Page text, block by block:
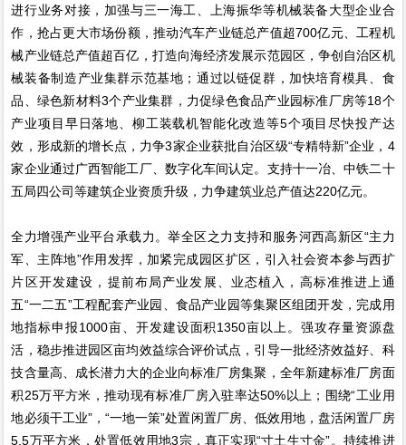
进行业务对接，加强与三一海工、上海振华等机械装备大型企业合
作，抢占更大市场份额，推动汽车产业链总产值超700亿元、工程机
械产业链总产值超百亿，打造向海经济发展示范园区，争创自治区机
械装备制造产业集群示范基地；通过以链促群，加快培育模具、食
品、绿色新材料3个产业集群，力促绿色食品产业园标准厂房等18个
产业项目早日落地、柳工装载机智能化改造等5个项目尽快投产达
效，形成新的增长点，力争3家企业获批自治区级“专精特新”企业，4
家企业通过广西智能工厂、数字化车间认定。支持十一冶、中铁二十
五局四公司等建筑企业资质升级，力争建筑业总产值达220亿元。
全力增强产业平台承载力。举全区之力支持和服务河西高新区“主力
军、主阵地”作用发挥，加紧完成园区扩区，引入社会资本参与西扩
片区开发建设，提前布局产业发展、业态植入，高标准推进上通
五“一二五”工程配套产业园、食品产业园等集聚区组团开发，完成用
地指标申报1000亩、开发建设面积1350亩以上。强攻存量资源盘
活，稳步推进园区亩均效益综合评价试点，引导一批经济效益好、科
技含量高、成长潜力大的企业向标准厂房集聚，全年新建标准厂房面
积25万平方米，推动现有标准厂房入驻率达50%以上；围绕“工业用
地必须干工业”，“一地一策”处置闲置厂房、低效用地，盘活闲置厂房
5.5万平方米，处置低效用地3宗，真正实现“寸土生寸金”。持续推进